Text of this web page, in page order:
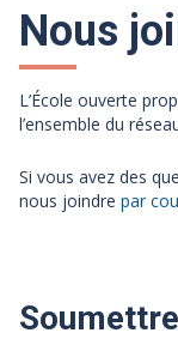
Nous
L’École ouverte
l’ensemble du
Si vous avez des
nous joindre par